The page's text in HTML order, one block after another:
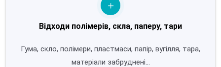
Відходи полімерів, скла, паперу, тари
Гума, скло, полімери, пластмаси, папір, вугілля, тара,
матеріали забруднені…